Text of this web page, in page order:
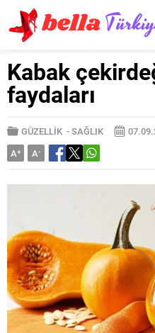
Kabak
faydaları
GÜZELLİK -SAĞLIK
A+ A-